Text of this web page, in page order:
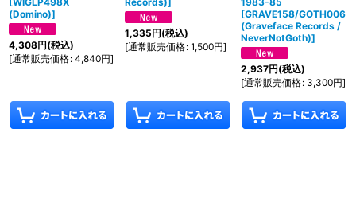
(Domino)]
4,308円(税込)
[通常販売価格: 4,840円]
1,335円(税込)
[通常販売価格: 1,500円]
[GRAVE158/GOTH006
(Graveface Records /
NeverNotGoth)]
2,937円(税込)
[通常販売価格: 3,300円]